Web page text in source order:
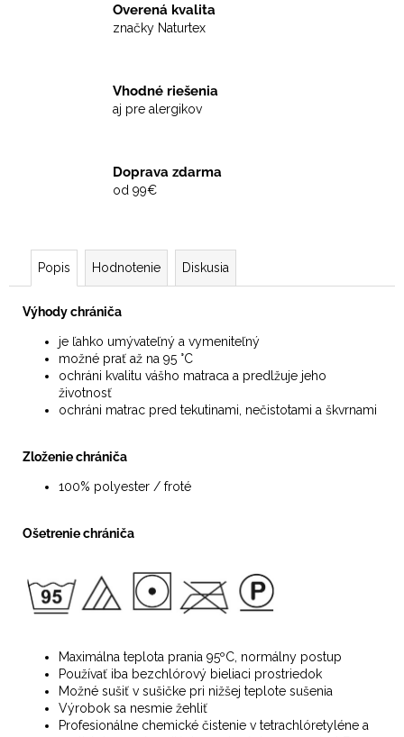
Overená kvalita
značky Naturtex
Vhodné riešenia
aj pre alergikov
Doprava zdarma
od 99€
Popis Hodnotenie Diskusia
Výhody chrániča
je ľahko umývateľný a vymeniteľný
možné prať až na 95 °C
ochráni kvalitu vášho matraca a predlžuje jeho
životnosť
ochráni matrac pred tekutinami, nečistotami a škvrnami
Zloženie chrániča
100% polyester / froté
Ošetrenie chrániča
Maximálna teplota prania 95ºC, normálny postup
Používať iba bezchlórový bieliaci prostriedok
Možné sušiť v sušičke pri nižšej teplote sušenia
Výrobok sa nesmie žehliť
Profesionálne chemické čistenie v tetrachlóretyléne a